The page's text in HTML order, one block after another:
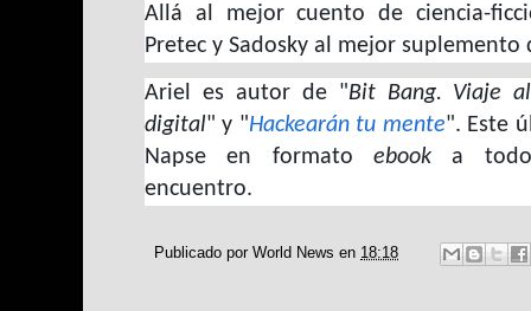
Allá al mejor cuento de ciencia-
Pretec y Sadosky al mejor
Ariel es autor de "Bit Bang. Viaje
digital" y "Hackearán tu mente". Este
Napse en formatoebook a
encuentro.
Publicado por World News en 18:18